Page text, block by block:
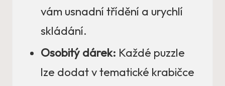
vám usnadní třídění a urychlí
skládání.
Osobitý dárek: Každé puzzle
lze dodat v tematické krabičce